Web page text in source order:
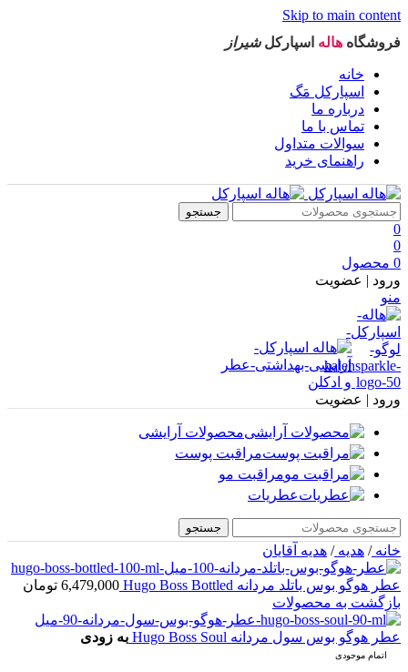
Skip to main content
فروشگاه هاله اسپارکلشیراز
خانه
اسپارکل مَگ
درباره ما
تماس با ما
سوالات متداول
راهنمای خرید
جستجو
0
0
0 محصول
ورود | عضویت
منو
ورود | عضویت
محصولات آرایشی
مراقبت پوست
مراقبت مو
عطریات
جستجو
خانه/ هدیه/ هدیه آقایان
عطر هوگو بوس باتلد مردانه Hugo Boss Bottled 6,479,000 تومان
بازگشت به محصولات
عطر هوگو بوس سول مردانه Hugo Boss Soul به زودی
اتمام موجودی